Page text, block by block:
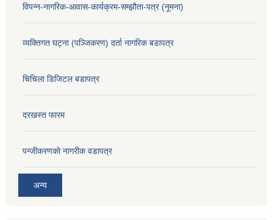
विपन्न-नागरिक-आवास-कार्यक्रम-सम्झौता-पत्र (नूमना)
व्यक्तिगत घट्ना (पञ्जिकरण) दर्ता नागरिक बडापत्र
चिचिला डिजिटल बडापत्र
दरखस्त फारम
प‍न्जीकरणको नागरीक वडापत्र
अन्य